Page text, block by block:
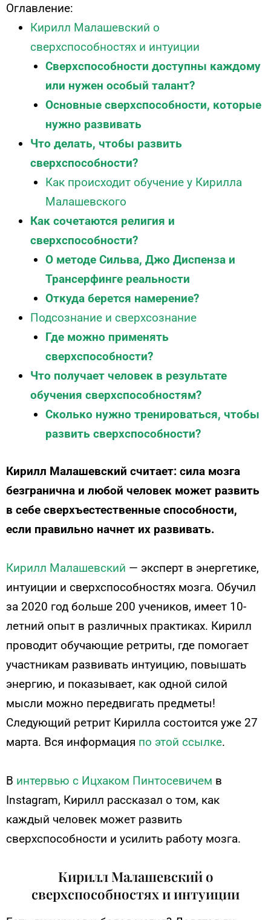
Оглавление:
Кирилл Малашевский о
сверхспособностях и интуиции
Сверхспособности доступны каждому
или нужен особый талант?
Основные сверхспособности, которые
нужно развивать
Что делать, чтобы развить
сверхспособности?
Как происходит обучение у Кирилла
Малашевского
Как сочетаются религия и
сверхспособности?
О методе Сильва, Джо Диспенза и
Трансерфинге реальности
Откуда берется намерение?
Подсознание и сверхсознание
Где можно применять
сверхспособности?
Что получает человек в результате
обучения сверхспособностям?
Сколько нужно тренироваться, чтобы
развить сверхспособности?
Кирилл Малашевский считает: сила мозга
безгранична и любой человек может развить
в себе сверхъестественные способности,
если правильно начнет их развивать.
Кирилл Малашевский — эксперт в энергетике,
интуиции и сверхспособностях мозга. Обучил
за 2020 год больше 200 учеников, имеет 10-
летний опыт в различных практиках. Кирилл
проводит обучающие ретриты, где помогает
участникам развивать интуицию, повышать
энергию, и показывает, как одной силой
мысли можно передвигать предметы!
Следующий ретрит Кирилла состоится уже 27
марта. Вся информация по этой ссылке.
В интервью с Ицхаком Пинтосевичем в
Instagram, Кирилл рассказал о том, как
каждый человек может развить
сверхспособности и усилить работу мозга.
Кирилл Малашевский о
сверхспособностях и интуиции